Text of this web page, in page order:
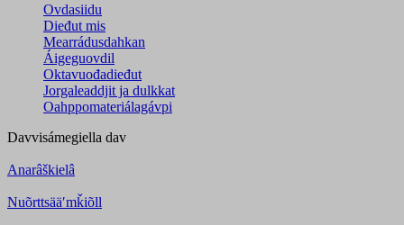
Ovdasiidu
Dieđut mis
Mearrádusdahkan
Áigeguovdil
Oktavuođadieđut
Jorgaleaddjit ja dulkkat
Oahppomateriálagávpi
Davvisámegiella dav
Anarâškielâ
Nuõrttsääʹmǩiõll